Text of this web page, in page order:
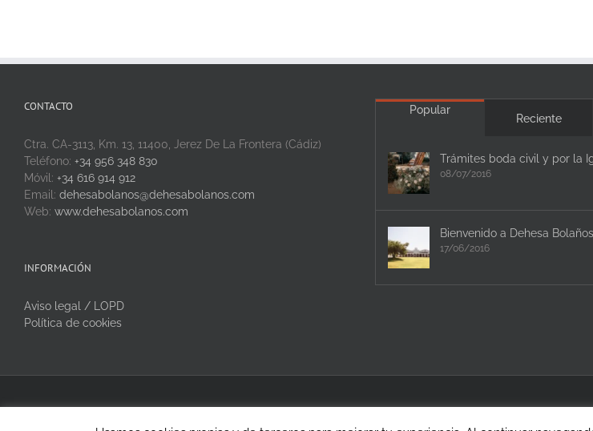
CONTACTO
Ctra. CA-3113, Km. 13, 11400, Jerez De La Frontera (Cádiz)
Teléfono: +34 956 348 830
Móvil: +34 616 914 912
Email: dehesabolanos@dehesabolanos.com
Web: www.dehesabolanos.com
INFORMACIÓN
Aviso legal / LOPD
Política de cookies
Popular
Reciente
Trámites boda civil y por la
08/07/2016
Bienvenido a Dehesa Bolaños
17/06/2016